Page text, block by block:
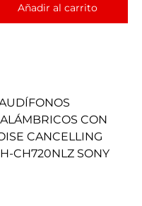
Añadir al carrito